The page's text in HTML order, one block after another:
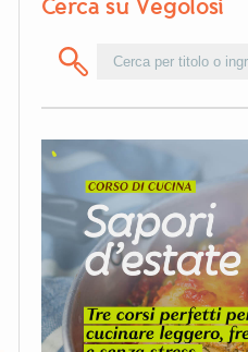
Cerca su Vegolosi